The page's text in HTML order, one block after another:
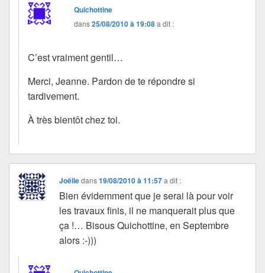
Quichottine
dans25/08/2010 à 19:08a dit :
C’est vraiment gentil…
Merci, Jeanne. Pardon de te répondre si
tardivement.
À très bientôt chez toi.
Joëlledans19/08/2010 à 11:57 a dit :
Bien évidemment que je serai là pour voir
les travaux finis, il ne manquerait plus que
ça !… Bisous Quichottine, en Septembre
alors :-)))